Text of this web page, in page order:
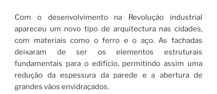
Com o desenvolvimento na Revolução industrial
apareceu um novo tipo de arquitectura nas cidades,
com materiais como o ferro e o aço. As fachadas
deixaram de ser os elementos estruturais
fundamentais para o edifício, permitindo assim uma
redução da espessura da parede e a abertura de
grandes vãos envidraçados.